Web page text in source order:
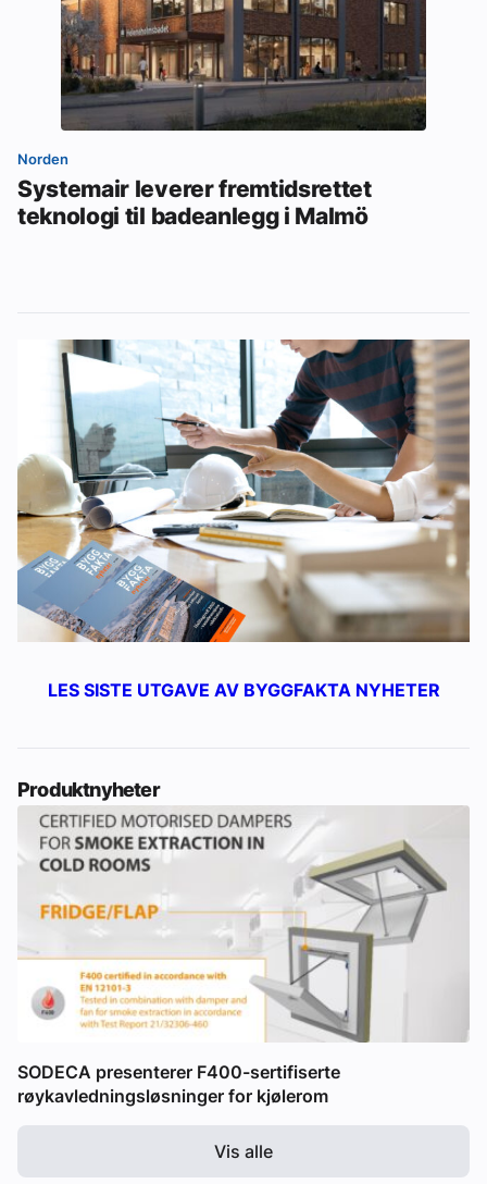
Norden
Systemair leverer fremtidsrettet
teknologi til badeanlegg i Malmö
LES SISTE UTGAVE AV BYGGFAKTA NYHETER
Produktnyheter
SODECA presenterer F400-sertifiserte
røykavledningsløsninger for kjølerom
Vis alle